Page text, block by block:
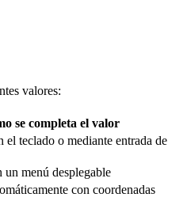
valores:
se completa el valor
el teclado o mediante entrada de
un menú desplegable
con coordenadas